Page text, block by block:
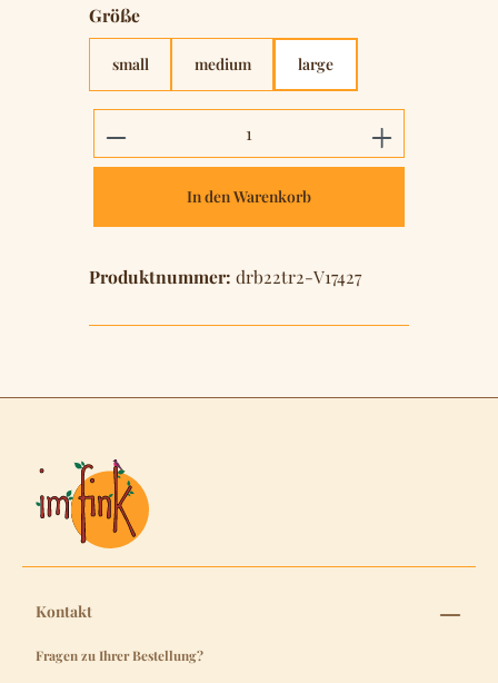
Größeauswählen
small medium large
Produkt Anzahl: Gib den
In den Warenkorb
Produktnummer: drb22tr2-V17427
Kontakt
Fragen zu Ihrer Bestellung?